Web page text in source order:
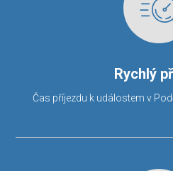
Rychlý
Čas příjezdu k událostem v